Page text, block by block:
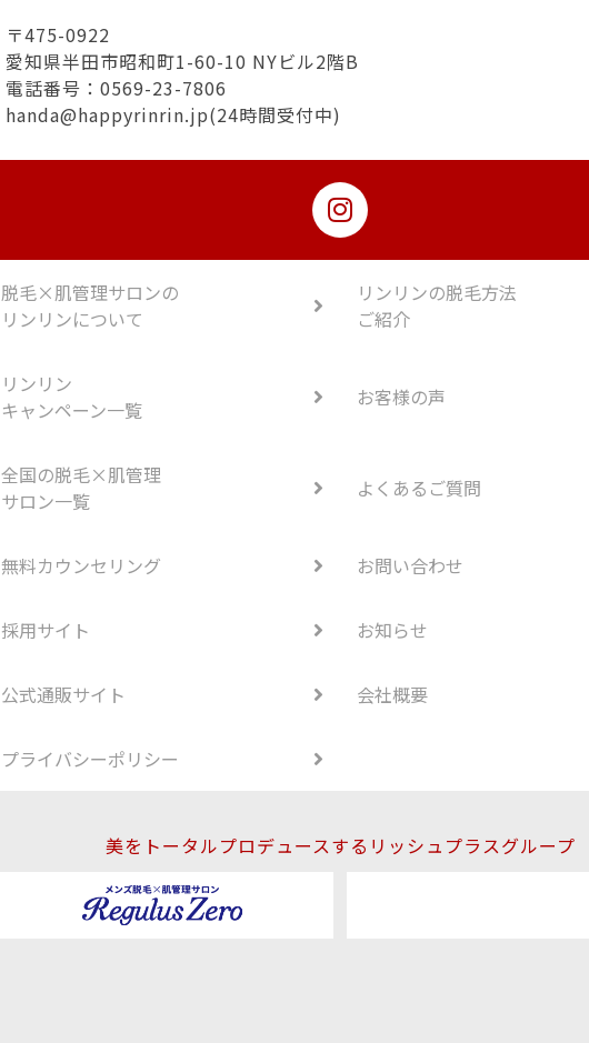
〒475-0922
愛知県半田市昭和町1-60-10 NYビル2階B
電話番号：0569-23-7806
handa@happyrinrin.jp(24時間受付中)
脱毛×肌管理サロンの
リンリンについて
リンリンの脱毛方法
ご紹介
リンリン
キャンペーン一覧
お客様の声
全国の脱毛×肌管理
サロン一覧
よくあるご質問
無料カウンセリング お問い合わせ
採用サイト お知らせ
公式通販サイト 会社概要
プライバシーポリシー
美をトータルプロデュースするリッシュプラスグループ